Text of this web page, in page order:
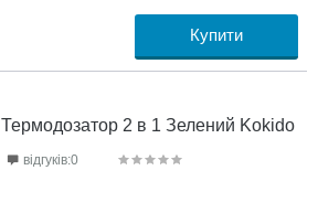
Купити
Термодозатор 2 в 1 Зелений Kokido
відгуків:0